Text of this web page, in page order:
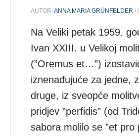
AUTOR:ANNA MARIA GRÜNFELDER /
Na Veliki petak 1959.
Ivan XXIII. u Velikoj
(”Oremus et…”)
iznenađujuće za jedne,
druge, iz sveopće
pridjev ”perfidis” (od
sabora molilo se ”et pro